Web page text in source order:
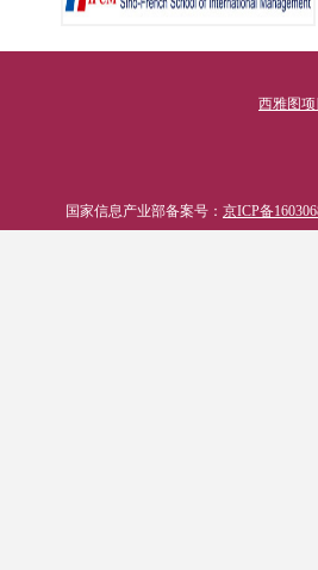
西雅图
国家信息产业部备案号： 京ICP备